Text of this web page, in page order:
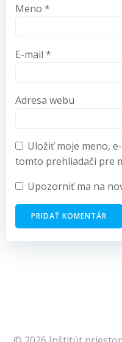
Meno *
E-mail *
Adresa webu
Uložiť moje meno,
tomto prehliadači pre
Upozorniť ma na